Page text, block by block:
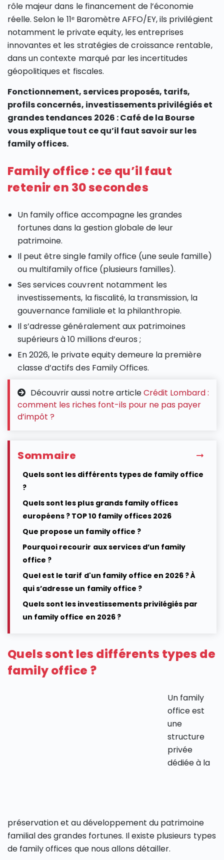
rôle majeur dans le financement de l’économie
réelle. Selon le 11ᵉ Baromètre AFFO/EY, ils privilégient
notamment le private equity, les entreprises
innovantes et les stratégies de croissance rentable,
dans un contexte marqué par les incertitudes
géopolitiques et fiscales.
Fonctionnement, services proposés, tarifs,
profils concernés, investissements privilégiés et
grandes tendances 2026 : Café de la Bourse
vous explique tout ce qu’il faut savoir sur les
family offices.
Family office : ce qu’il faut
retenir en 30 secondes
Un family office accompagne les grandes
fortunes dans la gestion globale de leur
patrimoine.
Il peut être single family office (une seule famille)
ou multifamily office (plusieurs familles).
Ses services couvrent notamment les
investissements, la fiscalité, la transmission, la
gouvernance familiale et la philanthropie.
Il s’adresse généralement aux patrimoines
supérieurs à 10 millions d’euros ;
En 2026, le private equity demeure la première
classe d’actifs des Family Offices.
Découvrir aussi notre articleCrédit Lombard :
comment les riches font-ils pour ne pas payer
d’impôt ?
Sommaire
Quels sont les différents types de family office
?
Quels sont les plus grands family offices
européens ? TOP 10 family offices 2026
Que propose un family office ?
Pourquoi recourir aux services d’un family
office ?
Quel est le tarif d'un family office en 2026 ? À
qui s’adresse un family office ?
Quels sont les investissements privilégiés par
un family office en 2026 ?
Quels sont les différents types de
family office ?
Un family
office est
une
structure
privée
dédiée à la
préservation et au développement du patrimoine
familial des grandes fortunes. Il existe plusieurs types
de family offices que nous allons détailler.